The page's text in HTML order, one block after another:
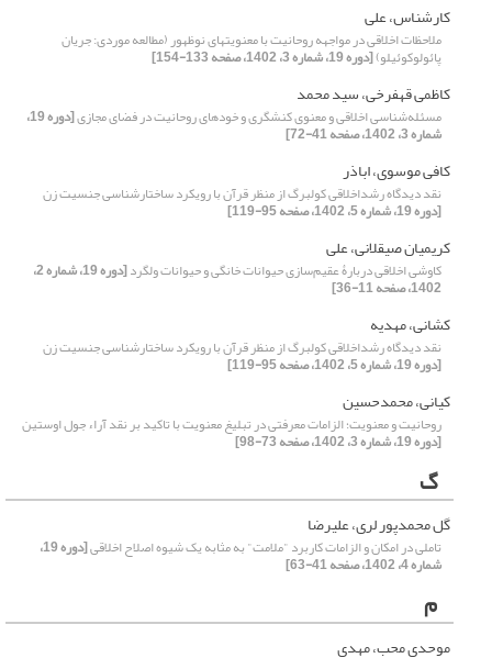
کارشناس، علی
ملاحظات اخلاقی در مواجهه روحانیت با معنویتهای نوظهور (مطالعه موردی: جریان
پائولوکوئیلو)[دوره 19، شماره 3، 1402، صفحه 133-154]
کاظمی قهفرخی، سید محمد
مسئله‌شناسی اخلاقی و معنوی کنشگری و خودهای روحانیت در فضای مجازی [دوره 19،
شماره 3، 1402، صفحه 41-72]
کافی موسوی، اباذر
نقد دیدگاه رشداخلاقی کولبرگ از منظر قرآن با رویکرد ساختارشناسی جنسیت زن
[دوره 19، شماره 5، 1402، صفحه 95-119]
کریمیان صیقلانی، علی
کاوشی اخلاقی دربارۀ عقیم‌سازی حیوانات خانگی و حیوانات ولگرد [دوره 19، شماره 2،
1402، صفحه 11-36]
کشانی، مهدیه
نقد دیدگاه رشداخلاقی کولبرگ از منظر قرآن با رویکرد ساختارشناسی جنسیت زن
[دوره 19، شماره 5، 1402، صفحه 95-119]
کیانی، محمدحسین
روحانیت و معنویت؛ الزامات معرفتی در تبلیغ معنویت با تاکید بر نقد آراء جول اوستین
[دوره 19، شماره 3، 1402، صفحه 73-98]
گ
گل محمدپور لری، علیرضا
تاملی در امکان و الزامات کاربرد "ملامت" به مثابه یک شیوه اصلاح اخلاقی [دوره 19،
شماره 4، 1402، صفحه 41-63]
م
موحدی محب، مهدی